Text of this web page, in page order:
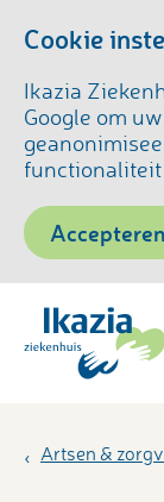
Cookie
Ikazia
Google om
Accepteren
Artsen &